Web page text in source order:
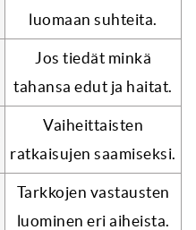
luomaan suhteita.
Jos tiedät minkä
tahansa edut ja haitat.
Vaiheittaisten
ratkaisujen saamiseksi.
Tarkkojen vastausten
luominen eri aiheista.